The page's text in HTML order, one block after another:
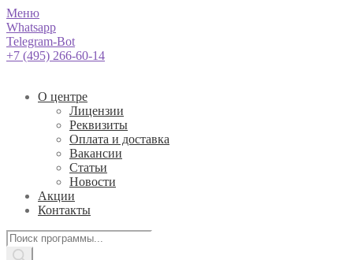
Меню
Whatsapp
Telegram-Bot
+7 (495) 266-60-14
О центре
Лицензии
Реквизиты
Оплата и доставка
Вакансии
Статьи
Новости
Акции
Контакты
Поиск
товаров